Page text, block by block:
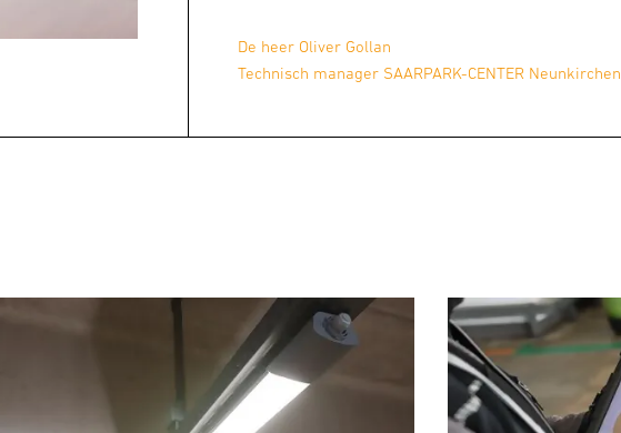
De heer Oliver Gollan
Technisch manager SAARPARK-CENTER Neunkirchen